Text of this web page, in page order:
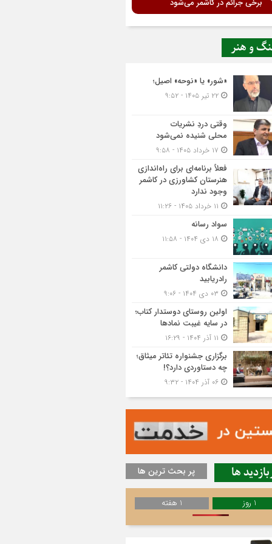
و هنر
«شور» یا «نوحه» اصیل؛
وقتی دردِ نشریات
محلی شنیده نمی‌شود
فعلاً برنامه‌ای برای راه‌اندازی
هنرستان کشاورزی در کاشمر
وجود ندارد
سواد رسانه
دانشگاه دولتی کاشمر‌
رادریابید
اولین روستای دوستدار کتاب؛
در سایه غیبت نمادها
برگزاری جشنواره تئاتر میثاق؛
چه دستاوردی دارد؟!
ها پر بحث ترین ها
1 روز 1 هفته